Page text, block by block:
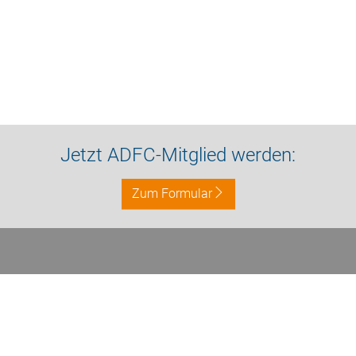
Jetzt ADFC-Mitglied werden:
Zum Formular